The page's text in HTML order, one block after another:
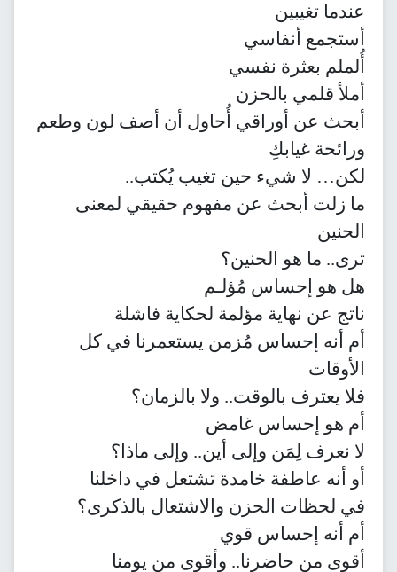
عندما تغيبين
أستجمع أنفاسي
أُلملم بعثرة نفسي
أملأ قلمي بالحزن
أبحث عن أوراقي أُحاول أن أصف لون وطعم
ورائحة غيابكِ
لكن… لا شيء حين تغيب يُكتب..
ما زلت أبحث عن مفهوم حقيقي لمعنى
الحنين
ترى.. ما هو الحنين؟
هل هو إحساس مُؤلـم
ناتج عن نهاية مؤلمة لحكاية فاشلة
أم أنه إحساس مُزمن يستعمرنا في كل
الأوقات
فلا يعترف بالوقت.. ولا بالزمان؟
أم هو إحساس غامض
لا نعرف لِمَن وإلى أين.. وإلى ماذا؟
أو أنه عاطفة خامدة تشتعل في داخلنا
في لحظات الحزن والاشتعال بالذكرى؟
أم أنه إحساس قوي
أقوى من حاضرنا.. وأقوى من يومنا